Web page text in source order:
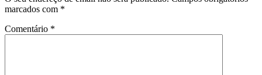
marcados com *
Comentário *